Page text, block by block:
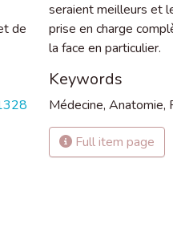
de
seraient meilleurs et
prise en charge
la face en particulier.
Keywords
Médecine, Anatomie,
Full item page